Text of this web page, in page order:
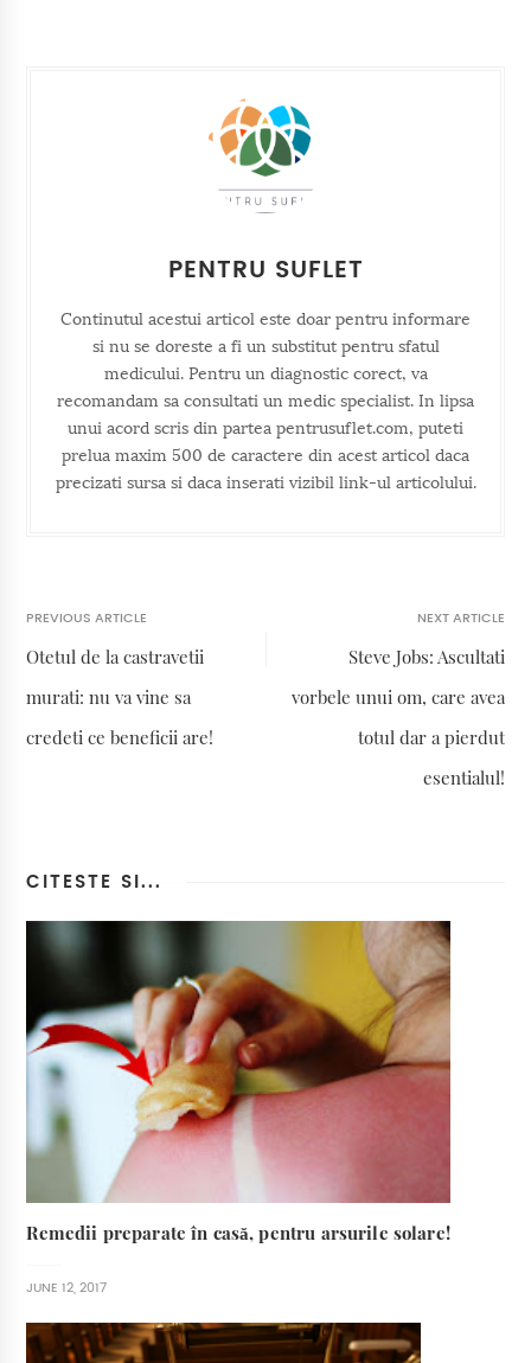
PENTRU SUFLET
Continutul acestui articol este doar pentru informare
si nu se doreste a fi un substitut pentru sfatul
medicului. Pentru un diagnostic corect, va
recomandam sa consultati un medic specialist. In lipsa
unui acord scris din partea pentrusuflet.com, puteti
prelua maxim 500 de caractere din acest articol daca
precizati sursa si daca inserati vizibil link-ul articolului.
PREVIOUS ARTICLE
Otetul de la castravetii
murati: nu va vine sa
credeti ce beneficii are!
NEXT ARTICLE
Steve Jobs: Ascultati
vorbele unui om, care avea
totul dar a pierdut
esentialul!
CITESTE SI...
Remedii preparate în casă, pentru arsurile solare!
JUNE 12, 2017